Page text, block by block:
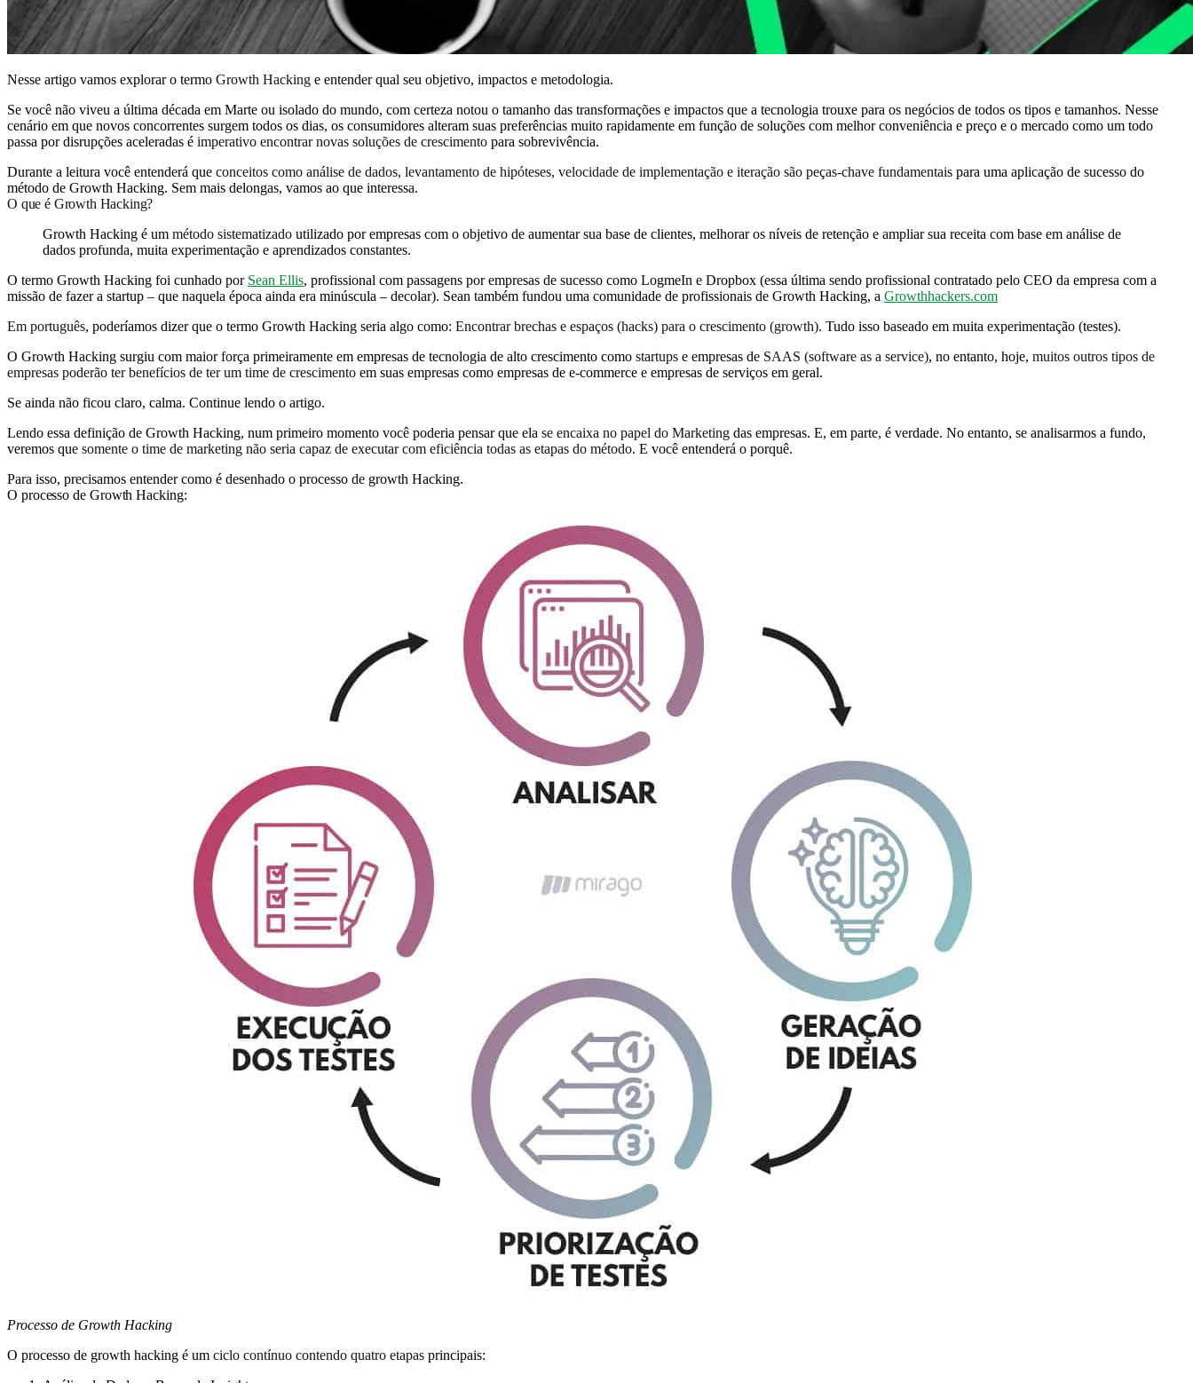
Nesse artigo vamos explorar o termo Growth Hacking e entender qual seu objetivo, impactos e metodologia.
Se você não viveu a última década em Marte ou isolado do mundo, com certeza notou o tamanho das transformações e impactos que a tecnologia trouxe para os negócios de todos os tipos e tamanhos. Nesse
cenário em que novos concorrentes surgem todos os dias, os consumidores alteram suas preferências muito rapidamente em função de soluções com melhor conveniência e preço e o mercado como um todo
passa por disrupções aceleradas é imperativo encontrar novas soluções de crescimento para sobrevivência.
Durante a leitura você entenderá que conceitos como análise de dados, levantamento de hipóteses, velocidade de implementação e iteração são peças-chave fundamentais para uma aplicação de sucesso do
método de Growth Hacking. Sem mais delongas, vamos ao que interessa.
O que é Growth Hacking?
Growth Hacking é um método sistematizado utilizado por empresas com o objetivo de aumentar sua base de clientes, melhorar os níveis de retenção e ampliar sua receita com base em análise de
dados profunda, muita experimentação e aprendizados constantes.
O termo Growth Hacking foi cunhado por Sean Ellis, profissional com passagens por empresas de sucesso como LogmeIn e Dropbox (essa última sendo profissional contratado pelo CEO da empresa com a
missão de fazer a startup – que naquela época ainda era minúscula – decolar). Sean também fundou uma comunidade de profissionais de Growth Hacking, a Growthhackers.com
Em português, poderíamos dizer que o termo Growth Hacking seria algo como: Encontrar brechas e espaços (hacks) para o crescimento (growth). Tudo isso baseado em muita experimentação (testes).
O Growth Hacking surgiu com maior força primeiramente em empresas de tecnologia de alto crescimento como startups e empresas de SAAS (software as a service), no entanto, hoje, muitos outros tipos de
empresas poderão ter benefícios de ter um time de crescimento em suas empresas como empresas de e-commerce e empresas de serviços em geral.
Se ainda não ficou claro, calma. Continue lendo o artigo.
Lendo essa definição de Growth Hacking, num primeiro momento você poderia pensar que ela se encaixa no papel do Marketing das empresas. E, em parte, é verdade. No entanto, se analisarmos a fundo,
veremos que somente o time de marketing não seria capaz de executar com eficiência todas as etapas do método. E você entenderá o porquê.
Para isso, precisamos entender como é desenhado o processo de growth Hacking.
O processo de Growth Hacking:
Processo de Growth Hacking
O processo de growth hacking é um ciclo contínuo contendo quatro etapas principais: